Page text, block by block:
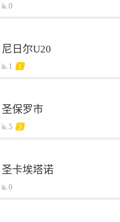
0
尼日尔U20
1 1
圣保罗市
5 3
圣卡埃塔诺
0